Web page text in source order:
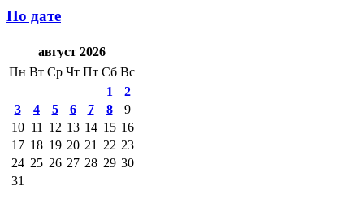
По дате
август 2026
Пн Вт Ср Чт Пт Сб Вс
1
2
3
4 5 6 7 8
9
10 11 12 13 14 15 16
17 18 19 20 21 22 23
24 25 26 27 28 29 30
31